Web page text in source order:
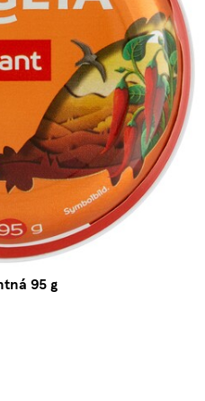
95 g